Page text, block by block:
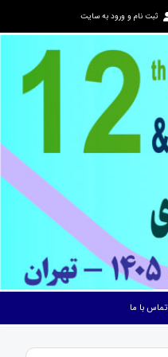
ثبت نام و ورود به سایت
تماس با ما